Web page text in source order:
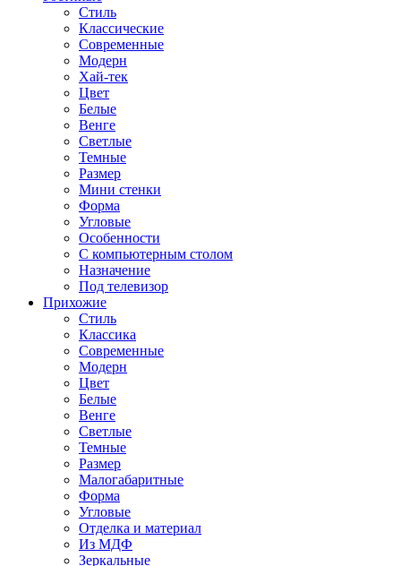
Стиль
Классические
Современные
Модерн
Хай-тек
Цвет
Белые
Венге
Светлые
Темные
Размер
Мини стенки
Форма
Угловые
Особенности
С компьютерным столом
Назначение
Под телевизор
Прихожие
Стиль
Классика
Современные
Модерн
Цвет
Белые
Венге
Светлые
Темные
Размер
Малогабаритные
Форма
Угловые
Отделка и материал
Из МДФ
Зеркальные